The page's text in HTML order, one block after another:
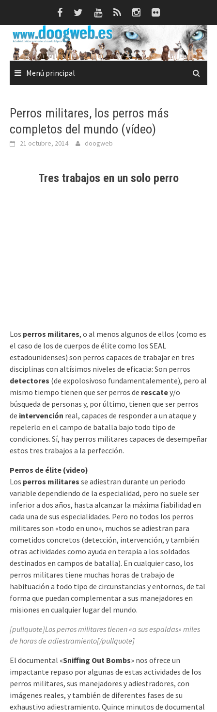
Menú principal
Perros militares, los perros más
completos del mundo (vídeo)
21 octubre, 2014 doogweb
Tres trabajos en un solo perro
Los perros militares, o al menos algunos de ellos (como es
el caso de los de cuerpos de élite como los SEAL
estadounidenses) son perros capaces de trabajar en tres
disciplinas con altísimos niveles de eficacia: Son perros
detectores (de expolosivoso fundamentalemente), pero al
mismo tiempo tienen que ser perros de rescatey/o
búsqueda de personas y, por último, tienen que ser perros
de intervención real, capaces de responder a un ataque y
repelerlo en el campo de batalla bajo todo tipo de
condiciones. Sí, hay perros militares capaces de desempeñar
estos tres trabajos a la perfección.
Perros de élite (video)
Los perros militares se adiestran durante un periodo
variable dependiendo de la especialidad, pero no suele ser
inferior a dos años, hasta alcanzar la máxima fiabilidad en
cada una de sus especialidades. Pero no todos los perros
militares son «todo en uno», muchos se adiestran para
cometidos concretos (detección, intervención, y también
otras actividades como ayuda en terapia a los soldados
destinados en campos de batalla). En cualquier caso, los
perros militares tiene muchas horas de trabajo de
habituación a todo tipo de circunstancias y entornos, de tal
forma que puedan complementar a sus manejadores en
misiones en cualquier lugar del mundo.
[pullquote]Los perros militares tienen «a sus espaldas» miles
de horas de adiestramiento[/pullquote]
El documental «Sniffing Out Bombs» nos ofrece un
impactante repaso por algunas de estas actividades de los
perros militares, sus manejadores y adiestradores, con
imágenes reales, y también de diferentes fases de su
exhaustivo adiestramiento. Quince minutos de documental